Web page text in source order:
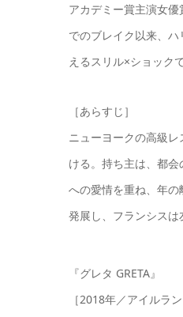
アカデミー賞主演女
でのブレイク以来、
えるスリル×ショック
［あらすじ］
ニューヨークの高級
ける。持ち主は、都
への愛情を重ね、年
発展し、フランシスは
『グレタ GRETA』
［2018年／アイルラ